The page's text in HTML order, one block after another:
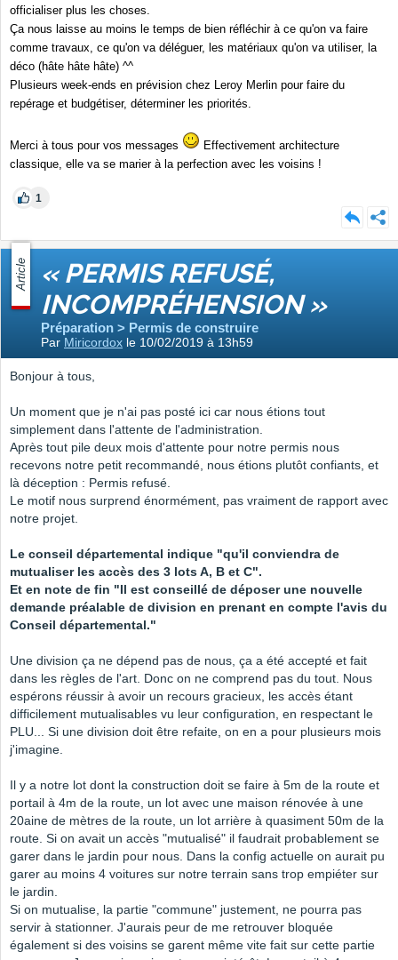
officialiser plus les choses.
Ça nous laisse au moins le temps de bien réfléchir à ce qu'on va faire
comme travaux, ce qu'on va déléguer, les matériaux qu'on va utiliser, la
déco (hâte hâte hâte) ^^
Plusieurs week-ends en prévision chez Leroy Merlin pour faire du
repérage et budgétiser, déterminer les priorités.
Merci à tous pour vos messages
Effectivement architecture
classique, elle va se marier à la perfection avec les voisins !
1
Article « PERMIS REFUSÉ,
INCOMPRÉHENSION »
Préparation > Permis de construire
Par Miricordox le 10/02/2019 à 13h59
Bonjour à tous,
Un moment que je n'ai pas posté ici car nous étions tout
simplement dans l'attente de l'administration.
Après tout pile deux mois d'attente pour notre permis nous
recevons notre petit recommandé, nous étions plutôt confiants, et
là déception : Permis refusé.
Le motif nous surprend énormément, pas vraiment de rapport avec
notre projet.
Le conseil départemental indique "qu'il conviendra de
mutualiser les accès des 3 lots A, B et C".
Et en note de fin "Il est conseillé de déposer une nouvelle
demande préalable de division en prenant en compte l'avis du
Conseil départemental."
Une division ça ne dépend pas de nous, ça a été accepté et fait
dans les règles de l'art. Donc on ne comprend pas du tout. Nous
espérons réussir à avoir un recours gracieux, les accès étant
difficilement mutualisables vu leur configuration, en respectant le
PLU... Si une division doit être refaite, on en a pour plusieurs mois
j'imagine.
Il y a notre lot dont la construction doit se faire à 5m de la route et
portail à 4m de la route, un lot avec une maison rénovée à une
20aine de mètres de la route, un lot arrière à quasiment 50m de la
route. Si on avait un accès "mutualisé" il faudrait probablement se
garer dans le jardin pour nous. Dans la config actuelle on aurait pu
garer au moins 4 voitures sur notre terrain sans trop empiéter sur
le jardin.
Si on mutualise, la partie "commune" justement, ne pourra pas
servir à stationner. J'aurais peur de me retrouver bloquée
également si des voisins se garent même vite fait sur cette partie